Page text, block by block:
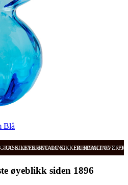
Blå
OG SIKKER BETALING FRI FRAKT OVER
RASK LEVERING OG SIKKER BETALING
øyeblikk siden 1896